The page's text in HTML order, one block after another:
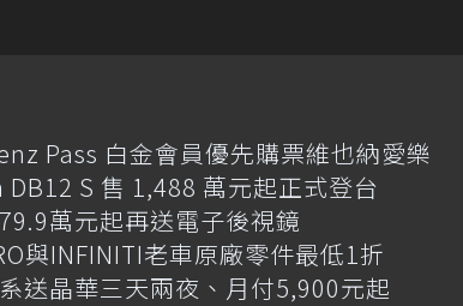
Pass 白金會員優先購票維也納愛樂
S 售 1,488 萬元起正式登台
萬元起再送電子後視鏡
與INFINITI老車原廠零件最低1折
送晶華三天兩夜、月付5,900元起